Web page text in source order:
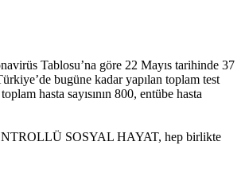
Tablosu’na göre 22 Mayıs tarihinde 37
bugüne kadar yapılan toplam test
hasta sayısının 800, entübe hasta
SOSYAL HAYAT, hep birlikte